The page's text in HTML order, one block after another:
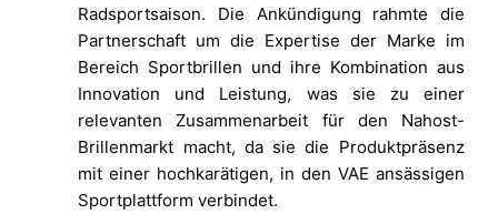
Radsportsaison. Die Ankündigung rahmte die
Partnerschaft um die Expertise der Marke im
Bereich Sportbrillen und ihre Kombination aus
Innovation und Leistung, was sie zu einer
relevanten Zusammenarbeit für den Nahost-
Brillenmarkt macht, da sie die Produktpräsenz
mit einer hochkarätigen, in den VAE ansässigen
Sportplattform verbindet.